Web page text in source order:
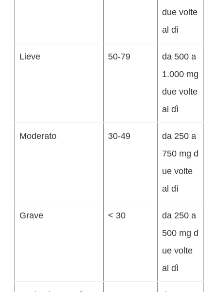
due volte
al dì
Lieve 50-79
da 500 a
1.000 mg
due volte
al dì
Moderato 30-49
da 250 a
750 mg d
ue volte
al dì
Grave < 30
da 250 a
500 mg d
ue volte
al dì